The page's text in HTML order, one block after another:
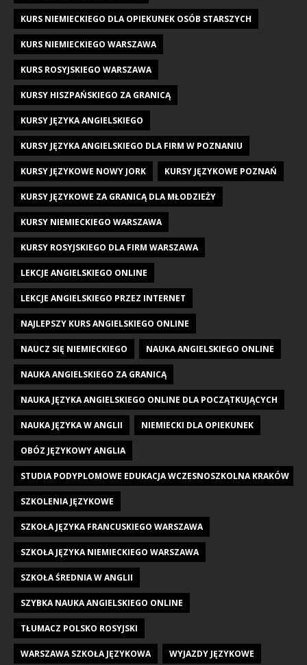
KURS NIEMIECKIEGO DLA OPIEKUNEK OSÓB STARSZYCH
KURS NIEMIECKIEGO WARSZAWA
KURS ROSYJSKIEGO WARSZAWA
KURSY HISZPAŃSKIEGO ZA GRANICĄ
KURSY JĘZYKA ANGIELSKIEGO
KURSY JĘZYKA ANGIELSKIEGO DLA FIRM W POZNANIU
KURSY JĘZYKOWE NOWY JORK KURSY JĘZYKOWE POZNAŃ
KURSY JĘZYKOWE ZA GRANICĄ DLA MŁODZIEŻY
KURSY NIEMIECKIEGO WARSZAWA
KURSY ROSYJSKIEGO DLA FIRM WARSZAWA
LEKCJE ANGIELSKIEGO ONLINE
LEKCJE ANGIELSKIEGO PRZEZ INTERNET
NAJLEPSZY KURS ANGIELSKIEGO ONLINE
NAUCZ SIĘ NIEMIECKIEGO NAUKA ANGIELSKIEGO ONLINE
NAUKA ANGIELSKIEGO ZA GRANICĄ
NAUKA JĘZYKA ANGIELSKIEGO ONLINE DLA POCZĄTKUJĄCYCH
NAUKA JĘZYKA W ANGLII NIEMIECKI DLA OPIEKUNEK
OBÓZ JĘZYKOWY ANGLIA
STUDIA PODYPLOMOWE EDUKACJA WCZESNOSZKOLNA KRAKÓW
SZKOLENIA JĘZYKOWE
SZKOŁA JĘZYKA FRANCUSKIEGO WARSZAWA
SZKOŁA JĘZYKA NIEMIECKIEGO WARSZAWA
SZKOŁA ŚREDNIA W ANGLII
SZYBKA NAUKA ANGIELSKIEGO ONLINE
TŁUMACZ POLSKO ROSYJSKI
WARSZAWA SZKOŁA JĘZYKOWA WYJAZDY JĘZYKOWE